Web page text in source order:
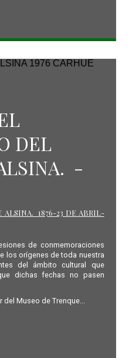
DEL
-
ALSINA. 1876-23 DE ABRIL-
de conmemoraciones
los orígenes de toda nuestra
del ámbito cultural que
dichas fechas no pasen
Museo de Trenque...